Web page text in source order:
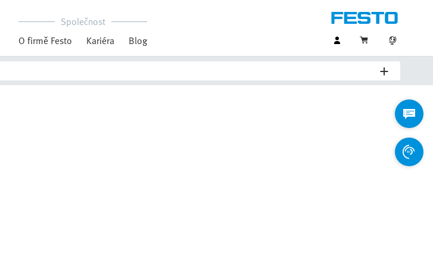
Společnost
O firmě Festo
Kariéra Blog